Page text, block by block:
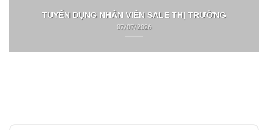
TUYỂN DỤNG NHÂN VIÊN SALE THỊ TRƯỜNG
07/07/2026